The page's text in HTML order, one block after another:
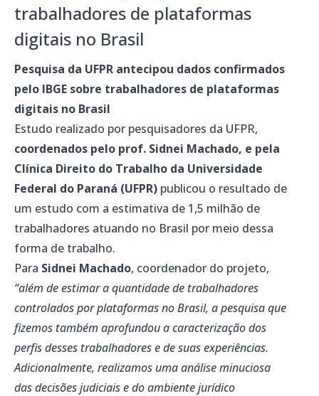
trabalhadores de plataformas
digitais no Brasil
Pesquisa da UFPR antecipou dados confirmados
pelo IBGE sobre trabalhadores de plataformas
digitais no Brasil
Estudo realizado por pesquisadores da UFPR,
coordenados pelo prof. Sidnei Machado, e pela
Clínica Direito do Trabalho da Universidade
Federal do Paraná (UFPR) publicou o resultado de
um estudo com a estimativa de 1,5 milhão de
trabalhadores atuando no Brasil por meio dessa
forma de trabalho.
Para Sidnei Machado, coordenador do projeto,
“além de estimar a quantidade de trabalhadores
controlados por plataformas no Brasil, a pesquisa que
fizemos também aprofundou a caracterização dos
perfis desses trabalhadores e de suas experiências.
Adicionalmente, realizamos uma análise minuciosa
das decisões judiciais e do ambiente jurídico